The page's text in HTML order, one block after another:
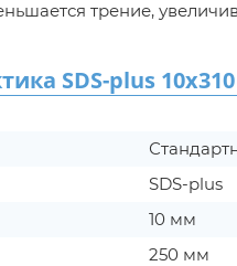
трение,
SDS-plus
SDS-plus
10 мм
250 мм